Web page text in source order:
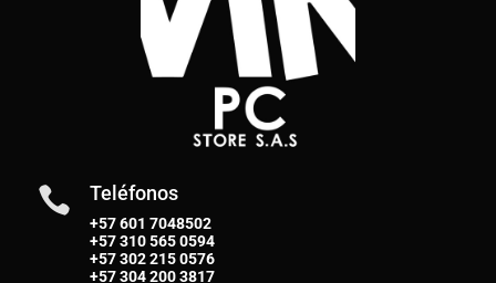
 Teléfonos
+57 601 7048502
+57310 565 0594
+57302 215 0576
+57304 200 3817